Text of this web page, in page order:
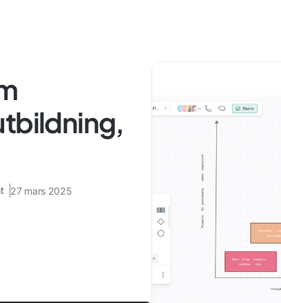
27 mars 2025